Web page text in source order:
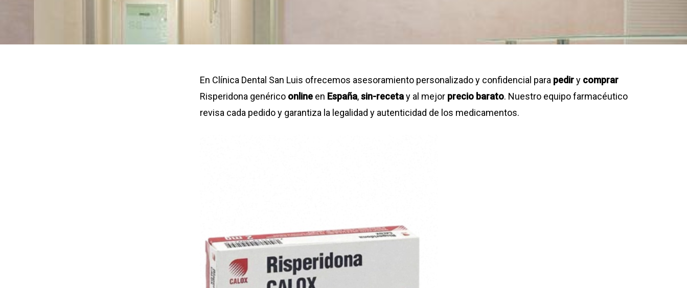
En Clínica Dental San Luis ofrecemos asesoramiento personalizado y confidencial para pediry comprar
Risperidona genérico online en España,sin-recetay al mejor precio barato. Nuestro equipo farmacéutico
revisa cada pedido y garantiza la legalidad y autenticidad de los medicamentos.